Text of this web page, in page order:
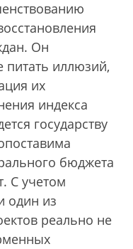
Он
питать иллюзий,
их
индекса
государству
бюджета
С учетом
один из
реально не